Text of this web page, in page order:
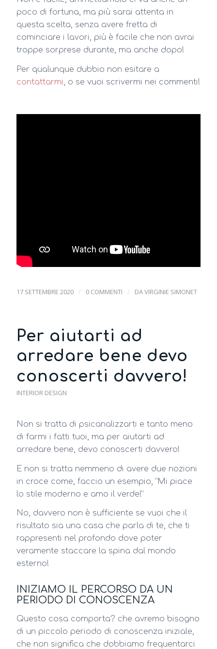
poco di fortuna, ma più sarai attenta in
questa scelta, senza avere fretta di
cominciare i lavori, più è facile che non avrai
troppe sorprese durante, ma anche dopo!
Per qualunque dubbio non esitare a
contattarmi , o se vuoi scrivermi nei commenti!
17 SETTEMBRE 2020 / 0 COMMENTI / DAVIRGINIE SIMONET
Per aiutarti ad
arredare bene devo
conoscerti davvero!
INTERIOR DESIGN
Non si tratta di psicanalizzarti e tanto meno
di farmi i fatti tuoi, ma per aiutarti ad
arredare bene, devo conoscerti davvero!
E non si tratta nemmeno di avere due nozioni
in croce come, faccio un esempio, “Mi piace
lo stile moderno e amo il verde!”
No, davvero non è sufficiente se vuoi che il
risultato sia una casa che parla di te, che ti
rappresenti nel profondo dove poter
veramente staccare la spina dal mondo
esterno!
INIZIAMO IL PERCORSO DA UN
PERIODO DI CONOSCENZA
Questo cosa comporta? che avremo bisogno
di un piccolo periodo di conoscenza iniziale,
che non significa che dobbiamo frequentarci